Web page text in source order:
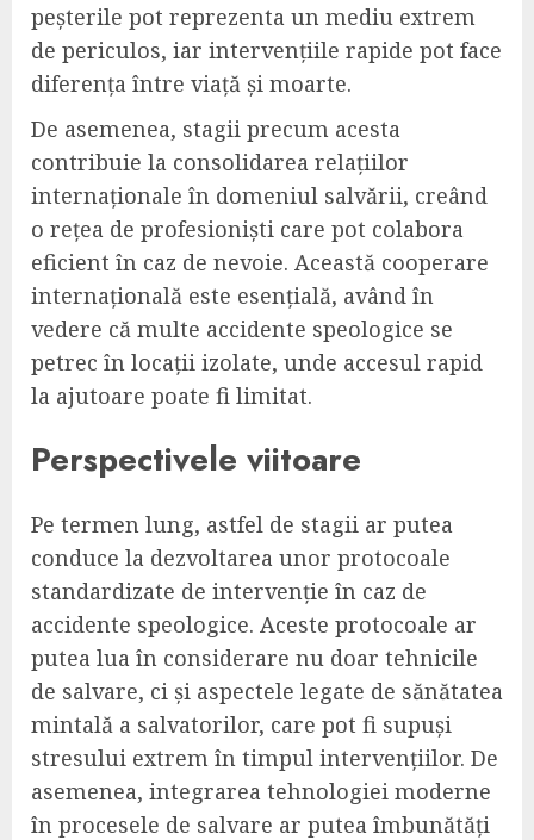
peșterile pot reprezenta un mediu extrem
de periculos, iar intervențiile rapide pot face
diferența între viață și moarte.
De asemenea, stagii precum acesta
contribuie la consolidarea relațiilor
internaționale în domeniul salvării, creând
o rețea de profesioniști care pot colabora
eficient în caz de nevoie. Această cooperare
internațională este esențială, având în
vedere că multe accidente speologice se
petrec în locații izolate, unde accesul rapid
la ajutoare poate fi limitat.
Perspectivele viitoare
Pe termen lung, astfel de stagii ar putea
conduce la dezvoltarea unor protocoale
standardizate de intervenție în caz de
accidente speologice. Aceste protocoale ar
putea lua în considerare nu doar tehnicile
de salvare, ci și aspectele legate de sănătatea
mintală a salvatorilor, care pot fi supuși
stresului extrem în timpul intervențiilor. De
asemenea, integrarea tehnologiei moderne
în procesele de salvare ar putea îmbunătăți